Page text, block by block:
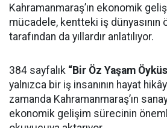
Kahramanmaraş’ın ekonomik
mücadele, kentteki iş dünyasının
tarafından da yıllardır anlatılıyor.
384 sayfalık “Bir Öz Yaşam
yalnızca bir iş insanının hayat
zamanda Kahramanmaraş’ın
ekonomik gelişim sürecinin